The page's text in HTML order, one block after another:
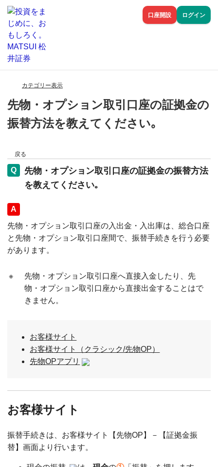
口座開設 ログイン
カテゴリー表示
先物・オプション取引口座の証拠金の
振替方法を教えてください｡
戻る
先物・オプション取引口座の証拠金の振替方法
を教えてください｡
回答
先物・オプション取引口座の入出金・入出庫は、総合口座
と先物・オプション取引口座間で、振替手続きを行う必要
があります。
※
先物・オプション取引口座へ直接入金したり、先
物・オプション取引口座から直接出金することはで
きません。
お客様サイト
お客様サイト（クラシック/先物OP）
先物OPアプリ
お客様サイト
振替手続きは、お客様サイト【先物OP】－【証拠金振
替】画面より行います。